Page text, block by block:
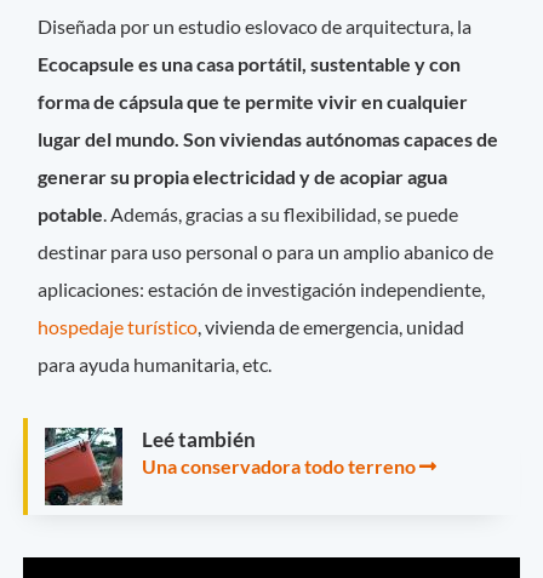
Diseñada por un estudio eslovaco de arquitectura, la
Ecocapsule es una casa portátil, sustentable y con
forma de cápsula que te permite vivir en cualquier
lugar del mundo. Son viviendas autónomas capaces de
generar su propia electricidad y de acopiar agua
potable . Además, gracias a su flexibilidad, se puede
destinar para uso personal o para un amplio abanico de
aplicaciones: estación de investigación independiente,
hospedaje turístico , vivienda de emergencia, unidad
para ayuda humanitaria, etc.
Leé también
Una conservadora todo terreno